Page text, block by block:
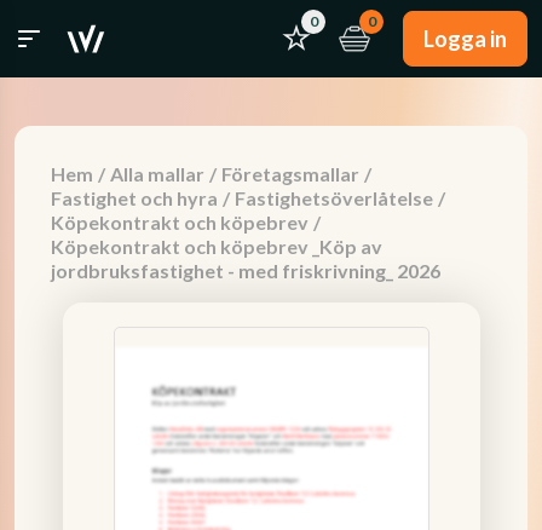
0 0
Logga in
Hem / Alla mallar / Företagsmallar /
Fastighet och hyra / Fastighetsöverlåtelse /
Köpekontrakt och köpebrev /
Köpekontrakt och köpebrev _Köp av
jordbruksfastighet - med friskrivning_ 2026